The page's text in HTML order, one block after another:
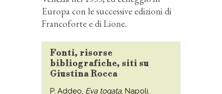
Europa con le successive edizioni di
Francoforte e di Lione.
Fonti, risorse
bibliografiche, siti su
Giustina Rocca
P. Addeo, Eva togata, Napoli,